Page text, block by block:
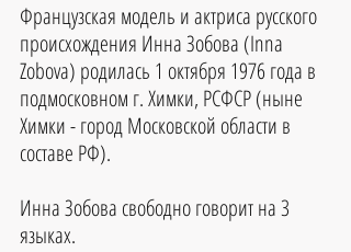
Французская модель и актриса русского
происхождения Инна Зобова (Inna
Zobova) родилась 1 октября 1976 года в
подмосковном г. Химки, РСФСР (ныне
Химки - город Московской области в
составе РФ).
Инна Зобова свободно говорит на 3
языках.